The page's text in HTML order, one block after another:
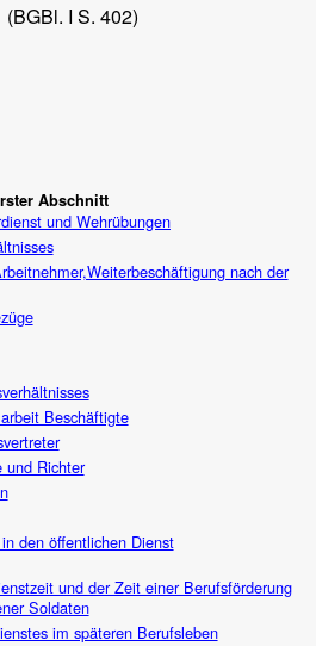
(BGBl. I S. 402)
Abschnitt
und Wehrübungen
nach der
Beschäftigte
und Richter
den öffentlichen Dienst
und der Zeit einer Berufsförderung
Soldaten
im späteren Berufsleben